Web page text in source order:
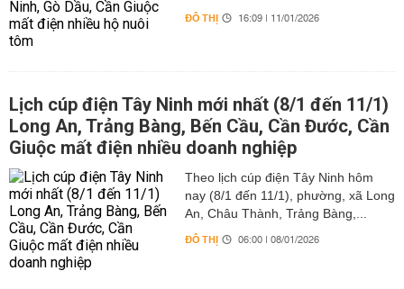
ĐÔ THỊ 16:09 | 11/01/2026
Lịch cúp điện Tây Ninh mới nhất (8/1 đến 11/1)
Long An, Trảng Bàng, Bến Cầu, Cần Đước, Cần
Giuộc mất điện nhiều doanh nghiệp
Theo lịch cúp điện Tây Ninh hôm
nay (8/1 đến 11/1), phường, xã Long
An, Châu Thành, Trảng Bàng,...
ĐÔ THỊ 06:00 | 08/01/2026